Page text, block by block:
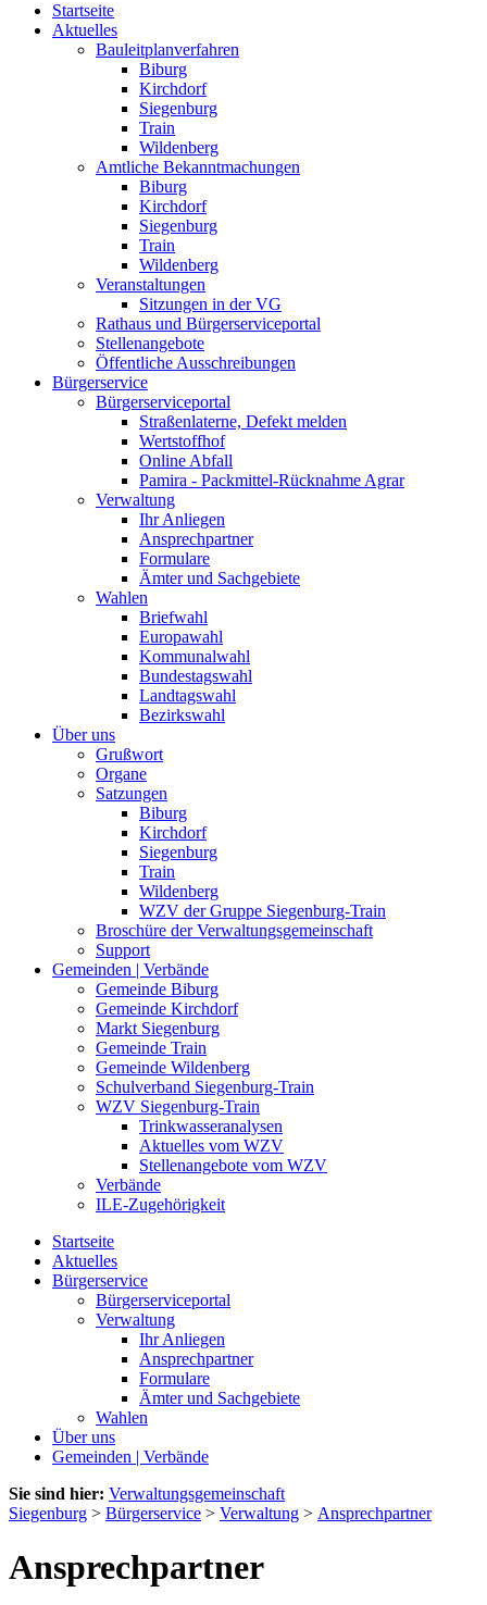
Startseite
Aktuelles
Bauleitplanverfahren
Biburg
Kirchdorf
Siegenburg
Train
Wildenberg
Amtliche Bekanntmachungen
Biburg
Kirchdorf
Siegenburg
Train
Wildenberg
Veranstaltungen
Sitzungen in der VG
Rathaus und Bürgerserviceportal
Stellenangebote
Öffentliche Ausschreibungen
Bürgerservice
Bürgerserviceportal
Straßenlaterne, Defekt melden
Wertstoffhof
Online Abfall
Pamira - Packmittel-Rücknahme Agrar
Verwaltung
Ihr Anliegen
Ansprechpartner
Formulare
Ämter und Sachgebiete
Wahlen
Briefwahl
Europawahl
Kommunalwahl
Bundestagswahl
Landtagswahl
Bezirkswahl
Über uns
Grußwort
Organe
Satzungen
Biburg
Kirchdorf
Siegenburg
Train
Wildenberg
WZV der Gruppe Siegenburg-Train
Broschüre der Verwaltungsgemeinschaft
Support
Gemeinden | Verbände
Gemeinde Biburg
Gemeinde Kirchdorf
Markt Siegenburg
Gemeinde Train
Gemeinde Wildenberg
Schulverband Siegenburg-Train
WZV Siegenburg-Train
Trinkwasseranalysen
Aktuelles vom WZV
Stellenangebote vom WZV
Verbände
ILE-Zugehörigkeit
Startseite
Aktuelles
Bürgerservice
Bürgerserviceportal
Verwaltung
Ihr Anliegen
Ansprechpartner
Formulare
Ämter und Sachgebiete
Wahlen
Über uns
Gemeinden | Verbände
Sie sind hier: Verwaltungsgemeinschaft
Siegenburg > Bürgerservice > Verwaltung > Ansprechpartner
Ansprechpartner